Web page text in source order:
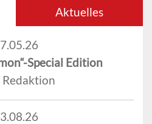
Aktuelles
Special Edition